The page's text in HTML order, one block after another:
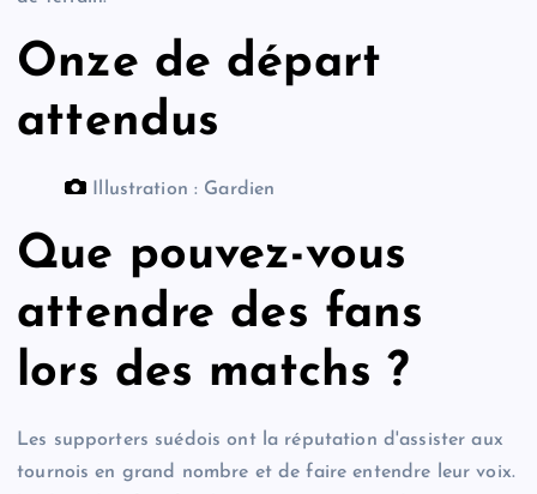
Onze de départ
attendus
Illustration : Gardien
Que pouvez-vous
attendre des fans
lors des matchs ?
Les supporters suédois ont la réputation d'assister aux
tournois en grand nombre et de faire entendre leur voix.